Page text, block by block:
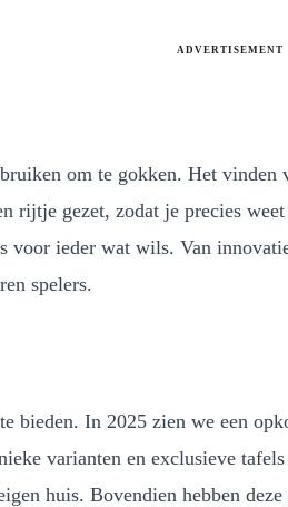
ADVERTISEMENT
om te gokken. Het
rijtje gezet, zodat je precies
ieder wat wils. Van
spelers.
bieden. In 2025 zien we een
varianten en exclusieve
huis. Bovendien hebben